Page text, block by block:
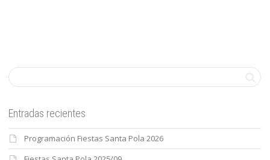
Entradas recientes
Programación Fiestas Santa Pola 2026